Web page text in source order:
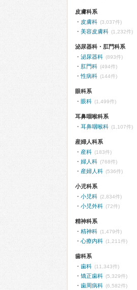
皮膚科系
皮膚科 (3,037件)
美容皮膚科 (1,232件)
泌尿器科・肛門科系
泌尿器科 (893件)
肛門科 (494件)
性病科 (144件)
眼科系
眼科 (1,499件)
耳鼻咽喉科系
耳鼻咽喉科 (1,107件)
産婦人科系
産科 (183件)
婦人科 (768件)
産婦人科 (536件)
小児科系
小児科 (2,834件)
小児外科 (72件)
精神科系
精神科 (1,479件)
心療内科 (1,211件)
歯科系
歯科 (11,343件)
矯正歯科 (5,329件)
歯周病科 (6,582件)